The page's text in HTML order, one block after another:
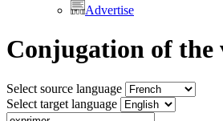
Advertise
Conjugation of
Select source language
Select target language